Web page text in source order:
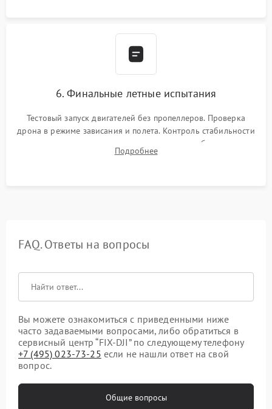
6. Финальные летные испытания
Тестовый запуск двигателей без пропеллеров. Проверка
дрона в режиме зависания и полета. Контроль стабильности
удержания точки, качества передачи видео, работы системы
возврата домой (RTH) и дальности радиосвязи.
Подробнее
FAQ. Ответы на вопросы
Вы можете ознакомиться с приведенными ниже
часто задаваемыми вопросами, либо обратиться в
сервисный центр “FIX-DJI” по следующему телефону
+7 (495) 023-73-25 если не нашли ответ на свой
вопрос.
Общие вопросы